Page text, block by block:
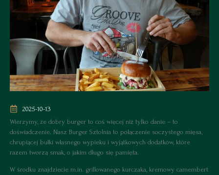
2025-10-13
Wierzymy, że dobry burger to coś więcej niż tylko danie – to
doświadczenie. Nasz Burger Sztolnia to połączenie soczystego mięsa,
chrupiącej bułki własnego wypieku i wyjątkowych dodatków, które
razem tworzą smak, o jakim długo się pamięta.
W środku znajdziecie m.in. grillowanego kurczaka, kremowy camembert